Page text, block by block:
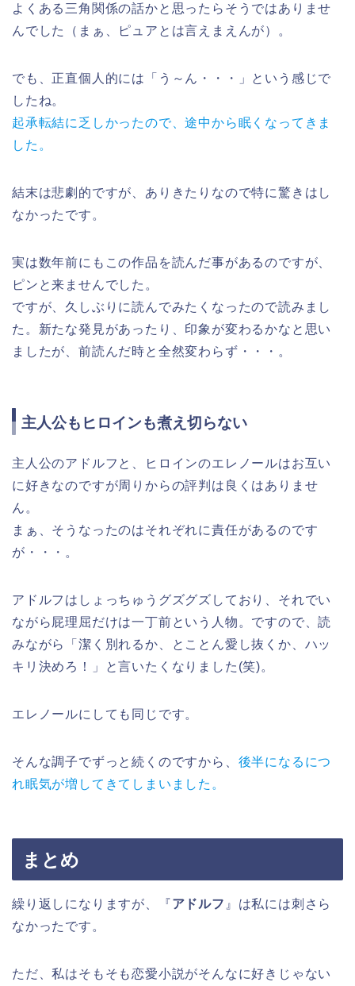
よくある三角関係の話かと思ったらそうではありませ
んでした（まぁ、ピュアとは言えまえんが）。
でも、正直個人的には「う～ん・・・」という感じで
したね。
起承転結に乏しかったので、途中から眠くなってきま
した。
結末は悲劇的ですが、ありきたりなので特に驚きはし
なかったです。
実は数年前にもこの作品を読んだ事があるのですが、
ピンと来ませんでした。
ですが、久しぶりに読んでみたくなったので読みまし
た。新たな発見があったり、印象が変わるかなと思い
ましたが、前読んだ時と全然変わらず・・・。
主人公もヒロインも煮え切らない
主人公のアドルフと、ヒロインのエレノールはお互い
に好きなのですが周りからの評判は良くはありませ
ん。
まぁ、そうなったのはそれぞれに責任があるのです
が・・・。
アドルフはしょっちゅうグズグズしており、それでい
ながら屁理屈だけは一丁前という人物。ですので、読
みながら「潔く別れるか、とことん愛し抜くか、ハッ
キリ決めろ！」と言いたくなりました(笑)。
エレノールにしても同じです。
そんな調子でずっと続くのですから、 後半になるにつ
れ眠気が増してきてしまいました。
まとめ
繰り返しになりますが、『アドルフ 』は私には刺さら
なかったです。
ただ、私はそもそも恋愛小説がそんなに好きじゃない